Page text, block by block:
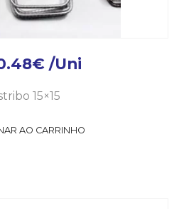
€ /Uni
15×15
AO CARRINHO